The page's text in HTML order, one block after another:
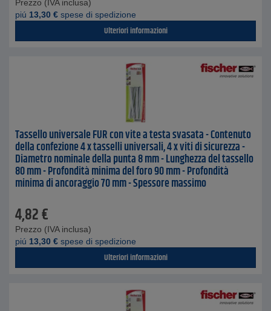
Prezzo (IVA inclusa)
piú 13,30 € spese di spedizione
Ulteriori informazioni
Tassello universale FUR con vite a testa svasata - Contenuto
della confezione 4 x tasselli universali, 4 x viti di sicurezza -
Diametro nominale della punta 8 mm - Lunghezza del tassello
80 mm - Profondità minima del foro 90 mm - Profondità
minima di ancoraggio 70 mm - Spessore massimo
4,82€
Prezzo (IVA inclusa)
piú 13,30 € spese di spedizione
Ulteriori informazioni